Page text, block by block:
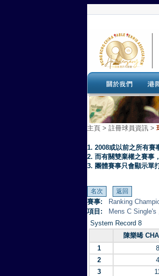
主頁 > 註冊球員資訊 >
1. 2008或以前之所有賽
2. 而有關雙棄權之賽事
3. 團體賽事只會顯示單
賽事:
Ranking
項目:
Mens C Single's
System Record 8
陳樂晞
1
8
2
4
3